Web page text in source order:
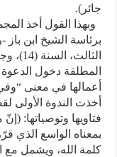
جائر).
وبهذا القول أخذ
برئاسة الشيخ ابن باز
المطلقة دخول الدعوة
أعمالها في معنى
أخذت الندوة الأولى
فتاويها وتوصياتها:
بمعناه الواسع الذي
كلمة الله، ويشمل مع